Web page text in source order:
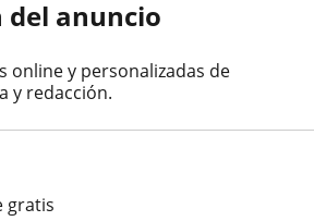
gratis
del anuncio
online y personalizadas de
y redacción.